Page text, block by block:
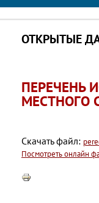
ОТКРЫТЫЕ
ПЕРЕЧЕНЬ
МЕСТНОГО
Скачать файл:
Посмотреть онлайн